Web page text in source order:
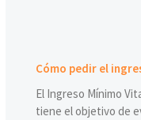
Cómo pedir el
El Ingreso Mínimo
tiene el objetivo de